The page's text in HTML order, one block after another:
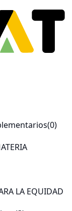
(0)
LA EQUIDAD